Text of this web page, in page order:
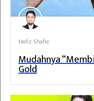
Hafiz Shafie
Mudahnya
Gold